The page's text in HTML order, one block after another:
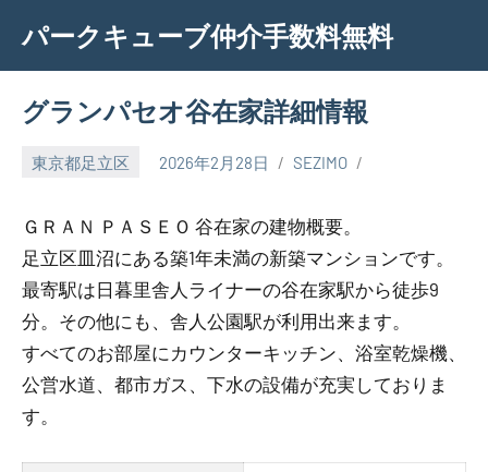
content
パークキューブ仲介手数料無料
グランパセオ谷在家詳細情報
東京都足立区 2026年2月28日 SEZIMO
ＧＲＡＮ ＰＡＳＥＯ 谷在家の建物概要。
足立区皿沼にある築1年未満の新築マンションです。
最寄駅は日暮里舎人ライナーの谷在家駅から徒歩9
分。その他にも、舎人公園駅が利用出来ます。
すべてのお部屋にカウンターキッチン、浴室乾燥機、
公営水道、都市ガス、下水の設備が充実しておりま
す。